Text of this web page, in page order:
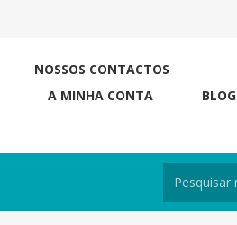
NOSSOS CONTACTOS
A MINHA CONTA BLOG